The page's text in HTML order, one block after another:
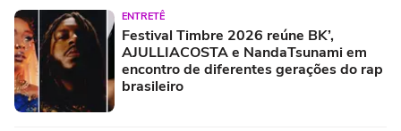
ENTRETÊ
Festival Timbre 2026 reúne BK’,
AJULLIACOSTA e NandaTsunami em
encontro de diferentes gerações do rap
brasileiro